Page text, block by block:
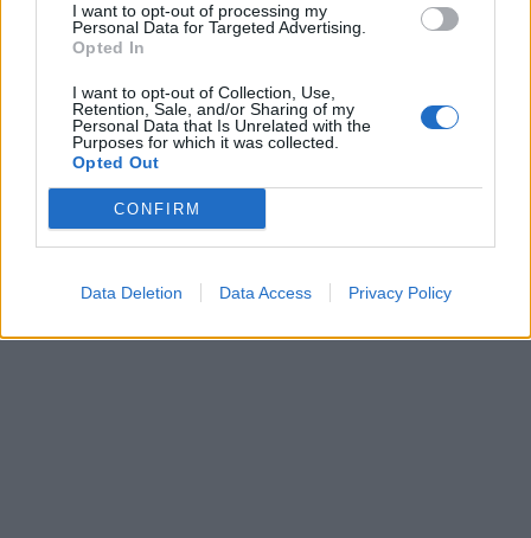
I want to opt-out of processing my
Personal Data for Targeted Advertising.
Opted In
I want to opt-out of Collection, Use,
Retention, Sale, and/or Sharing of my
Personal Data that Is Unrelated with the
Purposes for which it was collected.
Opted Out
CONFIRM
Data Deletion Data Access Privacy Policy